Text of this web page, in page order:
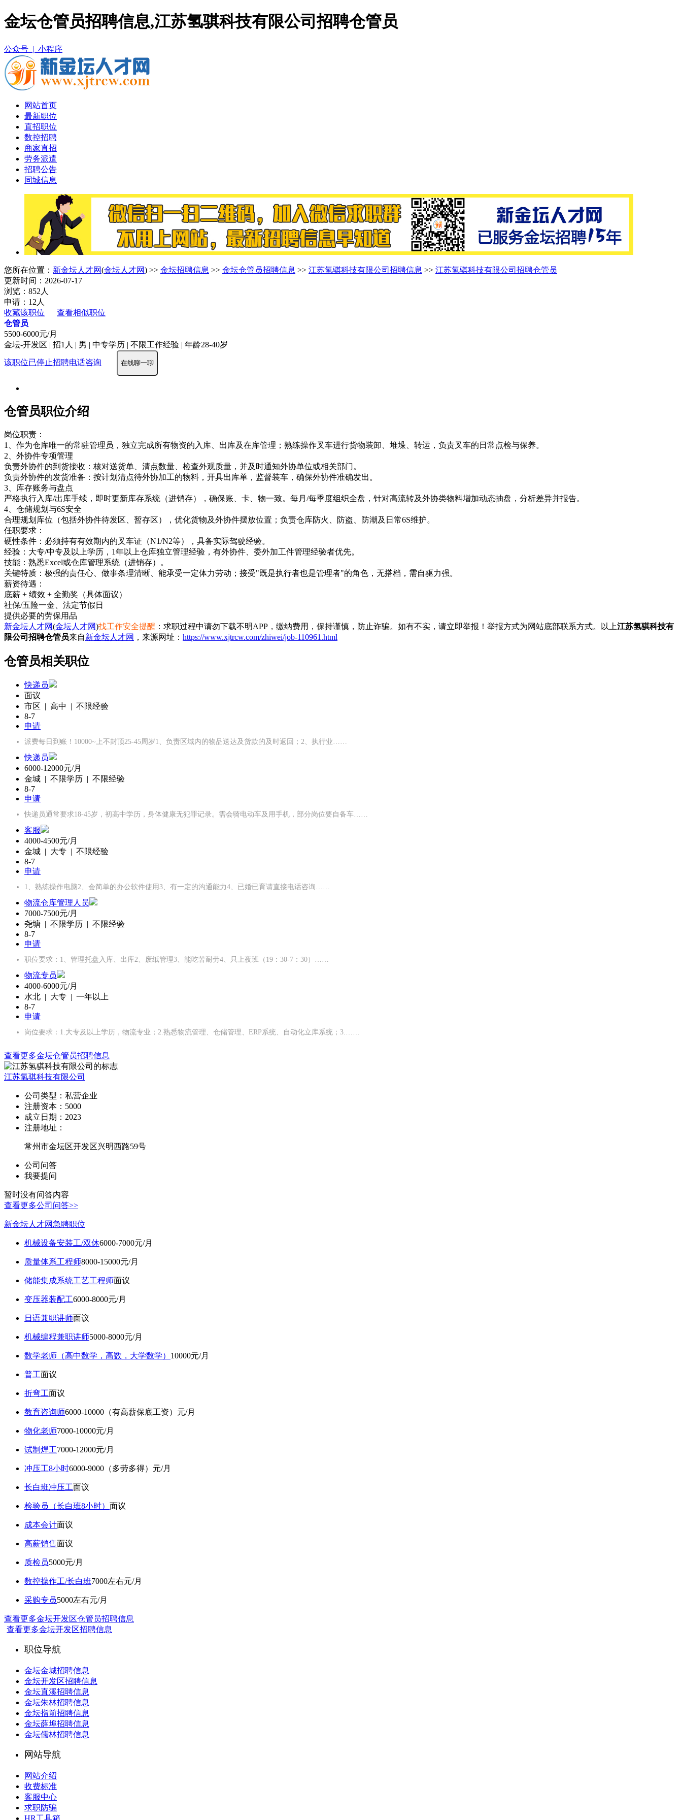
金坛仓管员招聘信息,江苏氢骐科技有限公司招聘仓管员
公众号 | 小程序
网站首页
最新职位
直招职位
数控招聘
商家直招
劳务派遣
招聘公告
同城信息
您所在位置： 新金坛人才网(金坛人才网) >> 金坛招聘信息 >> 金坛仓管员招聘信息 >> 江苏氢骐科技有限公司招聘信息 >> 江苏氢骐科技有限公司招聘仓管员
更新时间：2026-07-17
浏览：852人
申请：12人
收藏该职位
查看相似职位
仓管员
5500-6000元/月
金坛-开发区 | 招1人 | 男 | 中专学历 | 不限工作经验 | 年龄28-40岁
该职位已停止招聘电话咨询 在线聊一聊
仓管员职位介绍
岗位职责：
1、作为仓库唯一的常驻管理员，独立完成所有物资的入库、出库及在库管理；熟练操作叉车进行货物装卸、堆垛、转运，负责叉车的日常点检与保养。
2、外协件专项管理
负责外协件的到货接收：核对送货单、清点数量、检查外观质量，并及时通知外协单位或相关部门。
负责外协件的发货准备：按计划清点待外协加工的物料，开具出库单，监督装车，确保外协件准确发出。
3、库存账务与盘点
严格执行入库/出库手续，即时更新库存系统（进销存），确保账、卡、物一致。每月/每季度组织全盘，针对高流转及外协类物料增加动态抽盘，分析差异并报告。
4、仓储规划与6S安全
合理规划库位（包括外协件待发区、暂存区），优化货物及外协件摆放位置；负责仓库防火、防盗、防潮及日常6S维护。
任职要求：
硬性条件：必须持有有效期内的叉车证（N1/N2等），具备实际驾驶经验。
经验：大专/中专及以上学历，1年以上仓库独立管理经验，有外协件、委外加工件管理经验者优先。
技能：熟悉Excel或仓库管理系统（进销存）。
关键特质：极强的责任心、做事条理清晰、能承受一定体力劳动；接受"既是执行者也是管理者"的角色，无搭档，需自驱力强。
薪资待遇：
底薪 + 绩效 + 全勤奖（具体面议）
社保/五险一金、法定节假日
新金坛人才网(金坛人才网)找工作安全提醒 ：求职过程中请勿下载不明APP，缴纳费用，保持谨慎，防止诈骗。如有不实，请立即举报！举报方式为网站底部联系方式。以上江苏氢骐科技有
限公司招聘仓管员来自新金坛人才网 ，来源网址： https://www.xjtrcw.com/zhiwei/job-110961.html
仓管员相关职位
快递员
面议
市区 | 高中 | 不限经验
8-7
申请
派费每日到账！10000~上不封顶25-45周岁1、负责区域内的物品送达及货款的及时返回；2、执行业……
快递员
6000-12000元/月
金城 | 不限学历 | 不限经验
8-7
申请
快递员通常要求18-45岁，初高中学历，身体健康无犯罪记录‌。需会骑电动车及用手机，部分岗位要自备车……
客服
4000-4500元/月
金城 | 大专 | 不限经验
8-7
申请
1、熟练操作电脑2、会简单的办公软件使用3、有一定的沟通能力4、已婚已育请直接电话咨询……
物流仓库管理人员
7000-7500元/月
尧塘 | 不限学历 | 不限经验
8-7
申请
职位要求：1、管理托盘入库、出库2、废纸管理3、能吃苦耐劳4、只上夜班（19：30-7：30）……
物流专员
4000-6000元/月
水北 | 大专 | 一年以上
8-7
申请
岗位要求：1.大专及以上学历，物流专业；2.熟悉物流管理、仓储管理、ERP系统、自动化立库系统；3.……
查看更多金坛仓管员招聘信息
江苏氢骐科技有限公司
公司类型： 私营企业
注册资本： 5000
成立日期： 2023
注册地址：
常州市金坛区开发区兴明西路59号
公司问答
我要提问
暂时没有问答内容
查看更多公司问答>>
新金坛人才网急聘职位
机械设备安装工/双休6000-7000元/月
质量体系工程师8000-15000元/月
储能集成系统工艺工程师面议
变压器装配工6000-8000元/月
日语兼职讲师面议
机械编程兼职讲师5000-8000元/月
数学老师（高中数学，高数，大学数学） 10000元/月
普工面议
折弯工面议
教育咨询师6000-10000（有高薪保底工资）元/月
物化老师7000-10000元/月
试制焊工7000-12000元/月
冲压工8小时6000-9000（多劳多得）元/月
长白班冲压工面议
检验员（长白班8小时） 面议
成本会计面议
高薪销售面议
质检员5000元/月
数控操作工/长白班7000左右元/月
采购专员5000左右元/月
查看更多金坛开发区仓管员招聘信息
查看更多金坛开发区招聘信息
职位导航
金坛金城招聘信息
金坛开发区招聘信息
金坛直溪招聘信息
金坛朱林招聘信息
金坛指前招聘信息
金坛薛埠招聘信息
金坛儒林招聘信息
网站导航
网站介绍
收费标准
客服中心
求职防骗
HR工具箱